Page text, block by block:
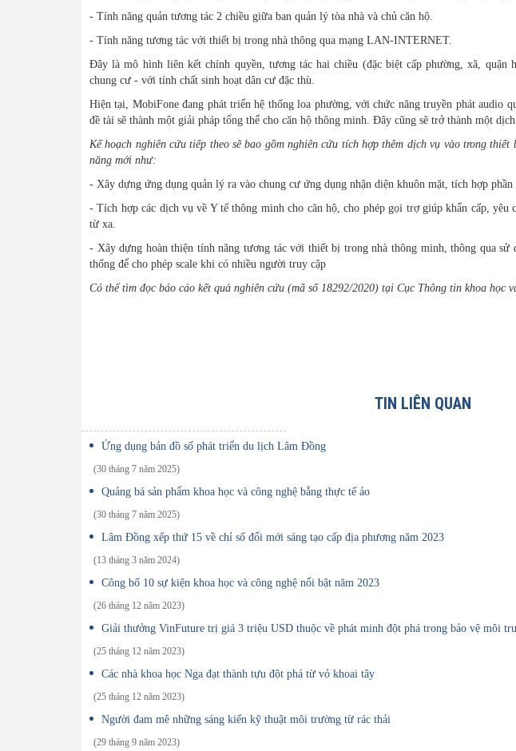
- Tính năng quản tương tác 2 chiều giữa ban quản lý tòa nhà và chủ căn hộ.
- Tính năng tương tác với thiết bị trong nhà thông qua mạng LAN-INTERNET.
Đây là mô hình liên kết chính quyền, tương tác hai chiều (đặc biệt cấp phường, xã, quận
chung cư - với tính chất sinh hoạt dân cư đặc thù.
Hiện tại, MobiFone đang phát triển hệ thống loa phường, với chức năng truyền phát audio
đề tài sẽ thành một giải pháp tổng thể cho căn hộ thông minh. Đây cũng sẽ trở thành một
Kế hoạch nghiên cứu tiếp theo sẽ bao gồm nghiên cứu tích hợp thêm dịch vụ vào trong
năng mới như:
- Xây dựng ứng dụng quản lý ra vào chung cư ứng dụng nhận diện khuôn mặt, tích hợp
- Tích hợp các dịch vụ về Y tế thông minh cho căn hộ, cho phép gọi trợ giúp khẩn cấp,
từ xa.
- Xây dựng hoàn thiện tính năng tương tác với thiết bị trong nhà thông minh, thông qua
thống để cho phép scale khi có nhiều người truy cập
Có thể tìm đọc báo cáo kết quả nghiên cứu (mã số 18292/2020) tại Cục Thông tin khoa học
TIN LIÊN QUAN
Ứng dụng bản đồ số phát triển du lịch Lâm Đồng
(30 tháng 7 năm 2025)
Quảng bá sản phẩm khoa học và công nghệ bằng thực tế ảo
(30 tháng 7 năm 2025)
Lâm Đồng xếp thứ 15 về chỉ số đổi mới sáng tạo cấp địa phương năm 2023
(13 tháng 3 năm 2024)
Công bố 10 sự kiện khoa học và công nghệ nổi bật năm 2023
(26 tháng 12 năm 2023)
Giải thưởng VinFuture trị giá 3 triệu USD thuộc về phát minh đột phá trong bảo vệ môi
(25 tháng 12 năm 2023)
Các nhà khoa học Nga đạt thành tựu đột phá từ vỏ khoai tây
(25 tháng 12 năm 2023)
Người đam mê những sáng kiến kỹ thuật môi trường từ rác thải
(29 tháng 9 năm 2023)